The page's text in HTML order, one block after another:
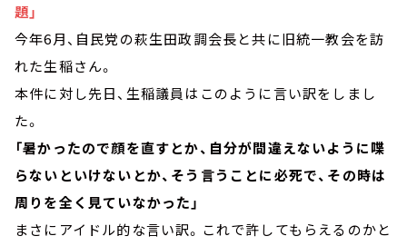
題」
今年6月、自民党の萩生田政調会長と共に旧統一教会を訪
れた生稲さん。
本件に対し先日、生稲議員はこのように言い訳をしまし
た。
「暑かったので顔を直すとか、自分が間違えないように喋
らないといけないとか、そう言うことに必死で、その時は
周りを全く見ていなかった」
まさにアイドル的な言い訳。これで許してもらえるのかと